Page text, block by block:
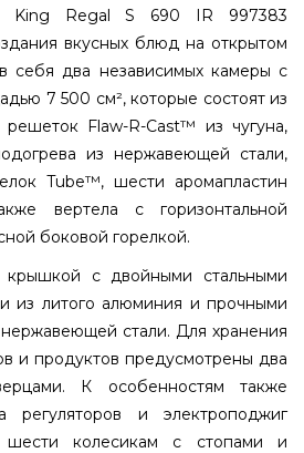
King Regal S 690 IR 997383
вкусных блюд на открытом
себя два независимых камеры с
7 500 см², которые состоят из
Flaw-R-Cast™ из чугуна,
из нержавеющей стали,
Tube™, шести аромапластин
вертела с горизонтальной
боковой горелкой.
крышкой с двойными стальными
из литого алюминия и прочными
стали. Для хранения
и продуктов предусмотрены два
К особенностям также
регуляторов и электроподжиг
шести колесикам с стопами и